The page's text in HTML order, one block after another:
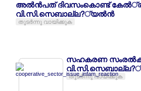
അല്‍ന്‍പത് ദിവസംകൊണ്ട്
വി.സി.സെബാല്ല?്യല്‍ന്‍
തുടര്‍ന്നു വായിക്കുക
സഹകരണ
തുടര്‍ന്നു വായിക്കുക